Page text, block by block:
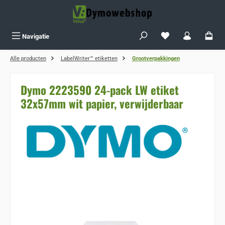
Navigatie Je hebt 0 items op
Alle producten LabelWriter™ etiketten Grootverpakkingen
Dymo 2223590 24-pack LW etiket
32x57mm wit papier, verwijderbaar